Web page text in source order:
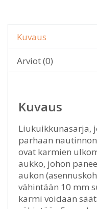
Kuvaus
Arviot (0)
Kuvaus
Liukuikkunasarja,
parhaan
ovat karmien
aukko, johon
aukon
vähintään 10 mm
karmi voidaan